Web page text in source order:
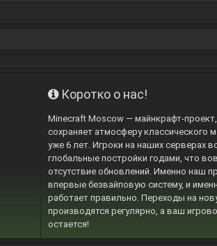
Коротко о нас!
Minecraft Moscow — майнкрафт-
сохраняет атмосферу классического
уже 6 лет. Игроки на наших серверах
глобальные постройки годами, что
отсутствие обновлений. Именно наш
впервые безвайповую систему, и
работает правильно. Переходы на
производятся регулярно, а ваш
остается!